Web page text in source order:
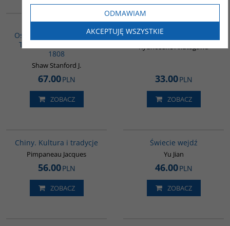
00092G
Osmańskiego i Republiki
Tureckiej. Tom I 1280-
1808
Shaw Stanford J.
67.00PLN
ZOBACZ
G388
opowiadania
Ryunosuke Akutagawa
33.00PLN
ZOBACZ
Chiny. Kultura i tradycje
Pimpaneau Jacques
56.00PLN
ZOBACZ
Świecie wejdź
Yu Jian
46.00PLN
ZOBACZ
ODMAWIAM
AKCEPTUJĘ WSZYSTKIE